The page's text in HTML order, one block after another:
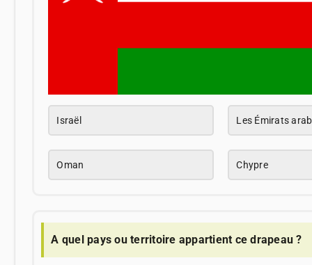
Israël Les Émirats
Oman Chypre
A quel pays ou territoire appartient ce drapeau ?